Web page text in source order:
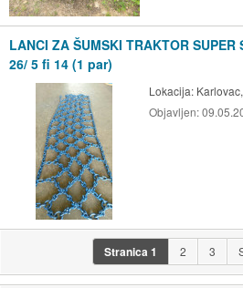
LANCI ZA ŠUMSKI TRAKTOR SUPER
26/ 5 fi 14 (1 par)
Lokacija:
Objavljen:
Stranica1 2 3